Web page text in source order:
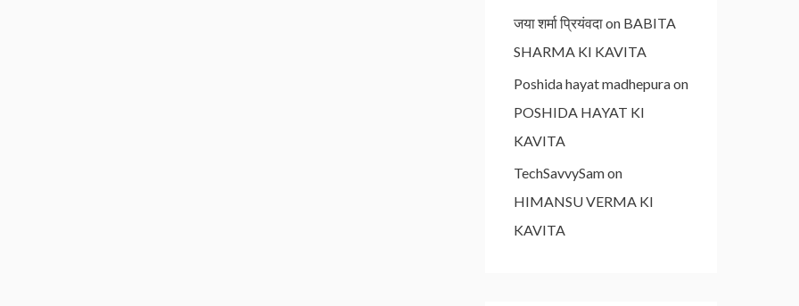
जया शर्मा प्रियंवदाon BABITA
SHARMA KI KAVITA
Poshida hayat madhepuraon
POSHIDA HAYAT KI
KAVITA
TechSavvySamon
HIMANSU VERMA KI
KAVITA